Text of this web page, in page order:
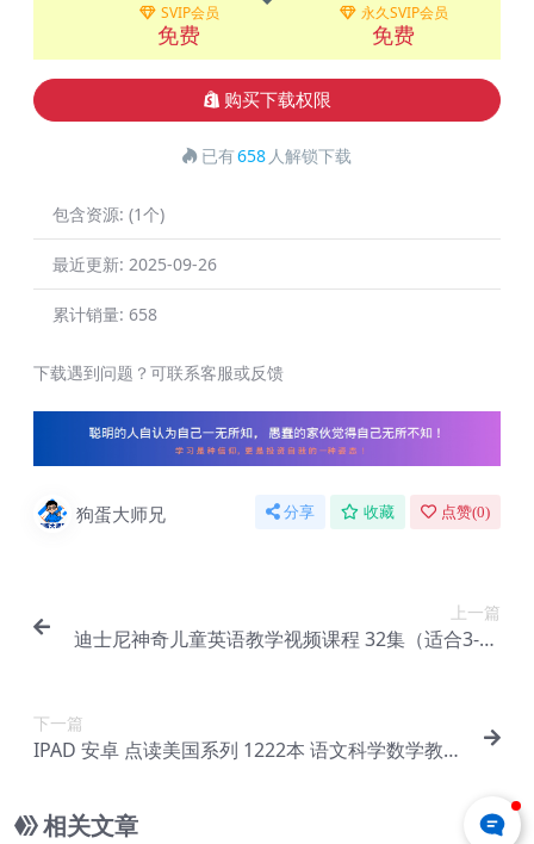
SVIP会员
免费
永久SVIP会员
免费
购买下载权限
已有658 人解锁下载
包含资源: (1个)
最近更新: 2025-09-26
累计销量: 658
下载遇到问题？可联系客服或反馈
狗蛋大师兄 分享 收藏 点赞(0)
上一篇
迪士尼神奇儿童英语教学视频课程 32集（适合3-12
下一篇
IPAD 安卓 点读美国系列 1222本 语文科学数学教程
相关文章